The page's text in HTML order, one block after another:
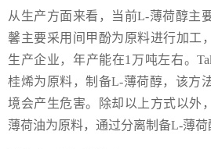
从生产方面来看，当前L-薄荷醇主
馨主要采用间甲酚为原料进行加工
生产企业，年产能在1万吨左右。
桂烯为原料，制备L-薄荷醇，该方
境会产生危害。除却以上方式以外
薄荷油为原料，通过分离制备L-薄荷